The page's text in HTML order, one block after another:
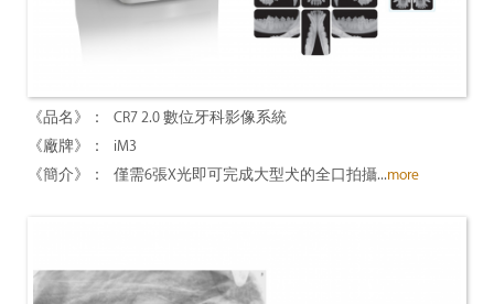
CR7 2.0 數位牙科影像系統
iM3
僅需6張X光即可完成大型犬的全口拍攝...more